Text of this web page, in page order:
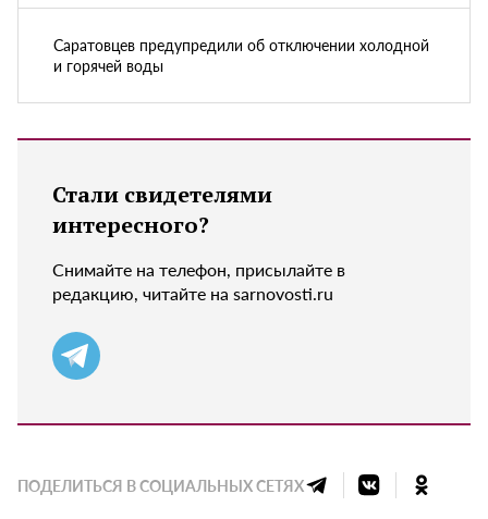
Саратовцев предупредили об отключении холодной
и горячей воды
Стали свидетелями
интересного?
Снимайте на телефон, присылайте в
редакцию, читайте на sarnovosti.ru
ПОДЕЛИТЬСЯ В СОЦИАЛЬНЫХ СЕТЯХ